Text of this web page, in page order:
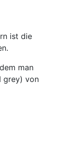
ist die
man
grey) von